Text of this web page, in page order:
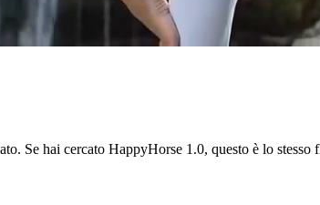
Se hai cercato HappyHorse 1.0, questo è lo